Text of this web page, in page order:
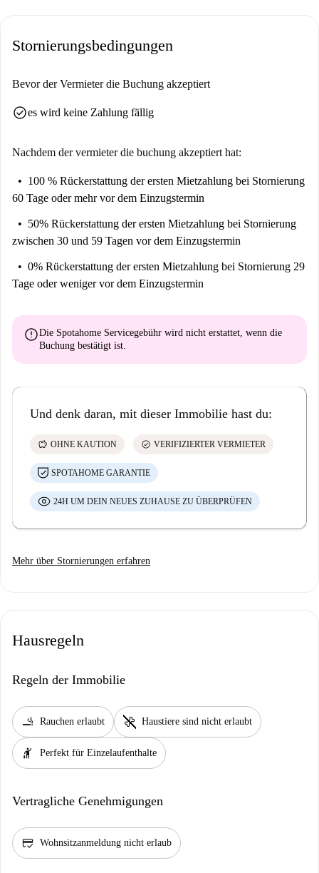
in unmittelbarer Nähe. Bekannte Wahrzeichen wie die Wall of Fame in
Sie die Gelegenheit und wohnen Sie in diesem dynamischen Viertel!
Stornierungsbedingungen
Bevor der Vermieter die Buchung akzeptiert
check_circlees wird keine Zahlung fällig
Nachdem der vermieter die buchung akzeptiert hat:
100 % Rückerstattung der ersten Mietzahlung bei Stornierung
60 Tage oder mehr vor dem Einzugstermin
50% Rückerstattung der ersten Mietzahlung bei Stornierung
zwischen 30 und 59 Tagen vor dem Einzugstermin
0% Rückerstattung der ersten Mietzahlung bei Stornierung 29
Tage oder weniger vor dem Einzugstermin
errorDie Spotahome Servicegebühr wird nicht erstattet, wenn die
Buchung bestätigt ist.
Und denk daran, mit dieser Immobilie hast du:
savings OHNE KAUTION check_circle VERIFIZIERTER VERMIETER
SPOTAHOME GARANTIE
24H UM DEIN NEUES ZUHAUSE ZU ÜBERPRÜFEN
Mehr über Stornierungen erfahren
Hausregeln
Regeln der Immobilie
smoking_rooms Rauchen erlaubt pet_supplies Haustiere sind nicht erlaubt
hail Perfekt für Einzelaufenthalte
Vertragliche Genehmigungen
credit_score Wohnsitzanmeldung nicht erlaub